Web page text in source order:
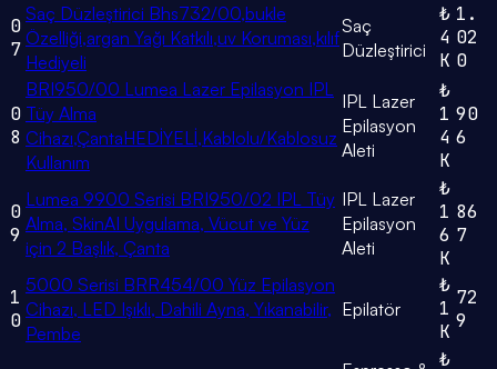
0
7
Saç Düzleştirici Bhs732/00,bukle
Özelliği,argan Yağı Katkılı,uv Koruması,kılıf
Hediyeli
Saç
Düzleştirici
₺
4
K
1.
02
0
0
8
BRI950/00 Lumea Lazer Epilasyon IPL
Tüy Alma
Cihazı,ÇantaHEDİYELİ,Kablolu/Kablosuz
Kullanım
IPL Lazer
Epilasyon
Aleti
₺
1
4
K
90
6
0
9
Lumea 9900 Serisi BRI950/02 IPL Tüy
Alma, SkinAI Uygulama, Vücut ve Yüz
için 2 Başlık, Çanta
IPL Lazer
Epilasyon
Aleti
₺
1
6
K
86
7
1
0
5000 Serisi BRR454/00 Yüz Epilasyon
Cihazı, LED Işıklı, Dahili Ayna, Yıkanabilir,
Pembe
Epilatör
₺
1
K
72
9
₺